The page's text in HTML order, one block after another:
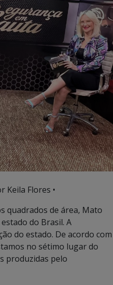
Keila Flores •
quadrados de área, Mato
do Brasil. A
do estado. De acordo com
no sétimo lugar do
produzidas pelo